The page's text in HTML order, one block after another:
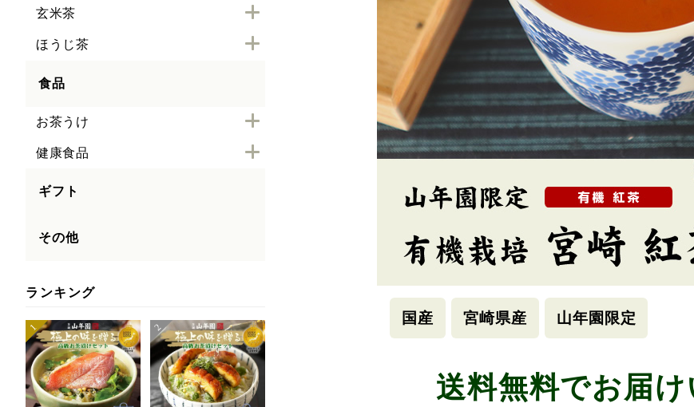
玄米茶
ほうじ茶
食品
お茶うけ
健康食品
ギフト
その他
ランキング
国産 宮崎県産 山年園限定
送料無料でお届け